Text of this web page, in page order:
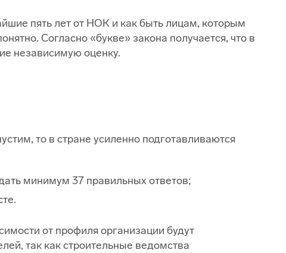
пять лет от НОК и как быть лицам, которым
Согласно «букве» закона получается, что в
независимую оценку.
то в стране усиленно подготавливаются
минимум 37 правильных ответов;
от профиля организации будут
так как строительные ведомства